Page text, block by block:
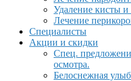
Удаление кисты и
Лечение
Специалисты
Акции и скидки
Спец.
осмотра.
Белоснежная